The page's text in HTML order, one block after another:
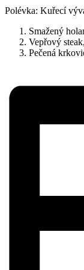
Polévka: Kuřecí
Smažený
Vepřový
Pečená